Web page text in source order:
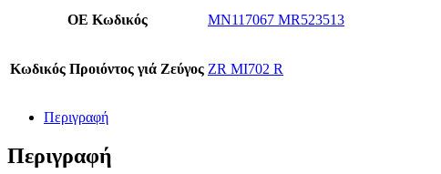
ΟΕ Κωδικός MN117067 MR523513
Κωδικός Προιόντος γιά Ζεύγος ZR MI702 R
Περιγραφή
Περιγραφή